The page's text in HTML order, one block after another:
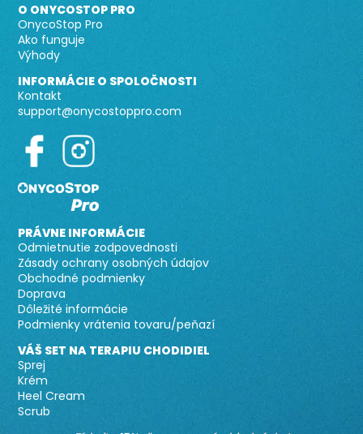
O ONYCOSTOP PRO
OnycoStop Pro
Ako funguje
Výhody
INFORMÁCIE O SPOLOČNOSTI
Kontakt
support@onycostoppro.com
PRÁVNE INFORMÁCIE
Odmietnutie zodpovednosti
Zásady ochrany osobných údajov
Obchodné podmienky
Doprava
Dôležité informácie
Podmienky vrátenia tovaru/peňazí
VÁŠ SET NA TERAPIU CHODIDIEL
Sprej
Krém
Heel Cream
Scrub